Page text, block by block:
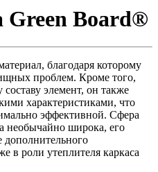
Green Board®
благодаря которому
проблем. Кроме того,
элемент, он также
характеристиками, что
эффективной. Сфера
необычайно широка, его
дополнительного
в роли утеплителя каркаса